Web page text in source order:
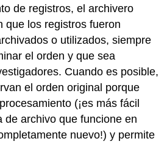
de registros, el archivero
que los registros fueron
o utilizados, siempre
el orden y que sea
Cuando es posible,
el orden original porque
(¡es más fácil
de archivo que funcione en
nuevo!) y permite